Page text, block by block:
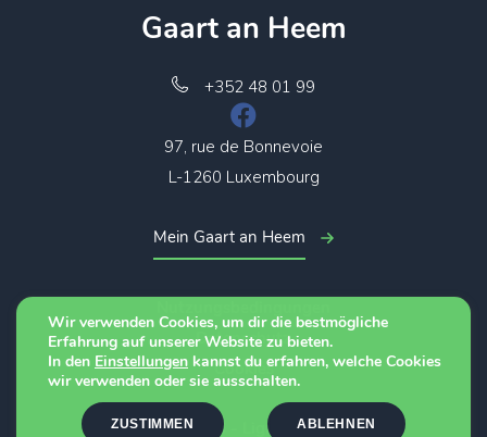
Gaart an Heem
+352 48 01 99
97, rue de Bonnevoie
L-1260 Luxembourg
Mein Gaart an Heem
© 2026 - Ligue CTF
Datenschutz
Cookies
Wir verwenden Cookies, um dir die bestmögliche
Erfahrung auf unserer Website zu bieten.
In den Einstellungen kannst du erfahren, welche Cookies
wir verwenden oder sie ausschalten.
ZUSTIMMEN ABLEHNEN